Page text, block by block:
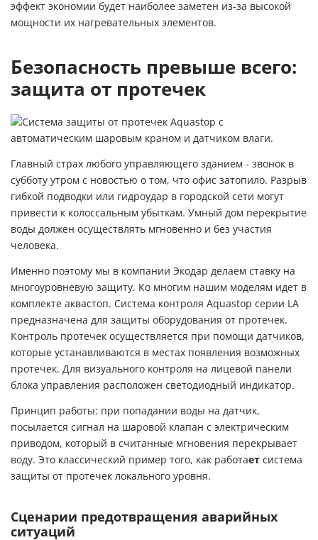
эффект экономии будет наиболее заметен из-за высокой
мощности их нагревательных элементов.
Безопасность превыше всего:
защита от протечек
Главный страх любого управляющего зданием - звонок в
субботу утром с новостью о том, что офис затопило. Разрыв
гибкой подводки или гидроудар в городской сети могут
привести к колоссальным убыткам. Умный дом перекрытие
воды должен осуществлять мгновенно и без участия
человека.
Именно поэтому мы в компании Экодар делаем ставку на
многоуровневую защиту. Ко многим нашим моделям идет в
комплекте аквастоп. Система контроля Aquastop серии LA
предназначена для защиты оборудования от протечек.
Контроль протечек осуществляется при помощи датчиков,
которые устанавливаются в местах появления возможных
протечек. Для визуального контроля на лицевой панели
блока управления расположен светодиодный индикатор.
Принцип работы: при попадании воды на датчик,
посылается сигнал на шаровой клапан с электрическим
приводом, который в считанные мгновения перекрывает
воду. Это классический пример того, как работает система
защиты от протечек локального уровня.
Сценарии предотвращения аварийных
ситуаций